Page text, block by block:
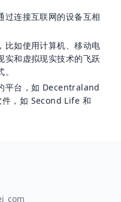
过连接互联网的设备互相
比如使用计算机、移动电
实和虚拟现实技术的飞跃
平台，如 Decentraland
，如 Second Life 和